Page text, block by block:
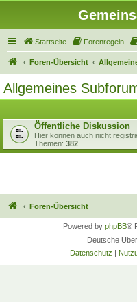
Startseite Forenregeln
Foren-Übersicht
Allgemeines
Öffentliche Diskussion
Hier können auch nicht
Themen: 382
Foren-Übersicht
Powered by phpBB®
Deutsche
Datenschutz |